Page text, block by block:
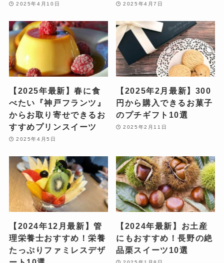
2025年4月10日 2025年4月7日
【2025年最新】春に食
べたい『神戸フランツ』
からお取り寄せできるお
すすめプリンスイーツ
2025年4月5日
【2025年2月最新】300
円から購入できるお菓子
のプチギフト10選
2025年2月11日
【2024年12月最新】管
理栄養士おすすめ！栄養
たっぷりファミレスデザ
【2024年最新】お土産
にもおすすめ！長野の絶
品栗スイーツ10選